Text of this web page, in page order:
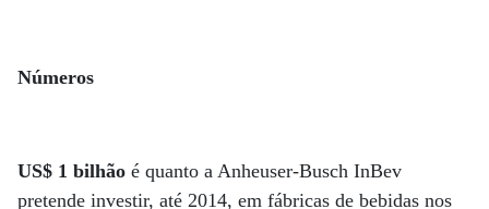
Números
US$ 1 bilhão é quanto a Anheuser-Busch InBev
pretende investir, até 2014, em fábricas de bebidas nos